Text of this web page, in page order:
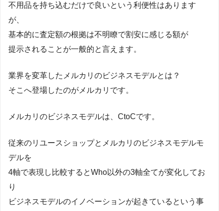
不用品を持ち込むだけで良いという利便性はあります
が、
基本的に査定額の根拠は不明瞭で割安に感じる額が
提示されることが一般的と言えます。
業界を変革したメルカリのビジネスモデルとは？
そこへ登場したのがメルカリです。
メルカリのビジネスモデルは、CtoCです。
従来のリユースショップとメルカリのビジネスモデルモ
デルを
4軸で表現し比較するとWho以外の3軸全てが変化してお
り
ビジネスモデルのイノベーションが起きているという事